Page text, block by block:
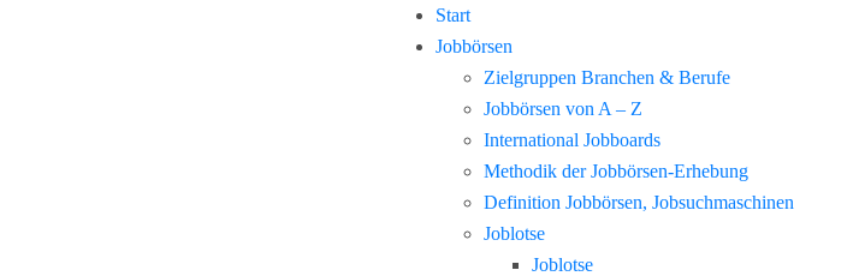
Start
Jobbörsen
Zielgruppen Branchen & Berufe
Jobbörsen von A – Z
International Jobboards
Methodik der Jobbörsen-Erhebung
Definition Jobbörsen, Jobsuchmaschinen
Joblotse
Joblotse